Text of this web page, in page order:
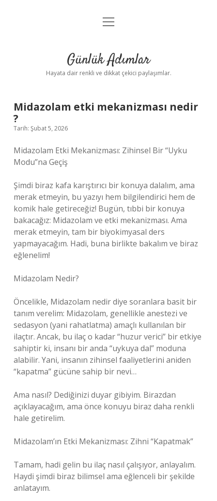
Anasayfa
Yasal Uyarı
menüyü
Günlük Adımlar
Hayata dair renkli ve dikkat çekici paylaşımlar.
Midazolam etki mekanizması nedir
?
Tarih: Şubat 5, 2026
Midazolam Etki Mekanizması: Zihinsel Bir “Uyku
Modu”na Geçiş
Şimdi biraz kafa karıştırıcı bir konuya dalalım, ama
merak etmeyin, bu yazıyı hem bilgilendirici hem de
komik hale getireceğiz! Bugün, tıbbi bir konuya
bakacağız: Midazolam ve etki mekanizması. Ama
merak etmeyin, tam bir biyokimyasal ders
yapmayacağım. Hadi, buna birlikte bakalım ve biraz
eğlenelim!
Midazolam Nedir?
Öncelikle, Midazolam nedir diye soranlara basit bir
tanım verelim: Midazolam, genellikle anestezi ve
sedasyon (yani rahatlatma) amaçlı kullanılan bir
ilaçtır. Ancak, bu ilaç o kadar “huzur verici” bir etkiye
sahiptir ki, insanı bir anda “uykuya dal” moduna
alabilir. Yani, insanın zihinsel faaliyetlerini aniden
“kapatma” gücüne sahip bir nevi…
Ama nasıl? Dediğinizi duyar gibiyim. Birazdan
açıklayacağım, ama önce konuyu biraz daha renkli
hale getirelim.
Midazolam’ın Etki Mekanizması: Zihni “Kapatmak”
Tamam, hadi gelin bu ilaç nasıl çalışıyor, anlayalım.
Haydi şimdi biraz bilimsel ama eğlenceli bir şekilde
anlatayım.